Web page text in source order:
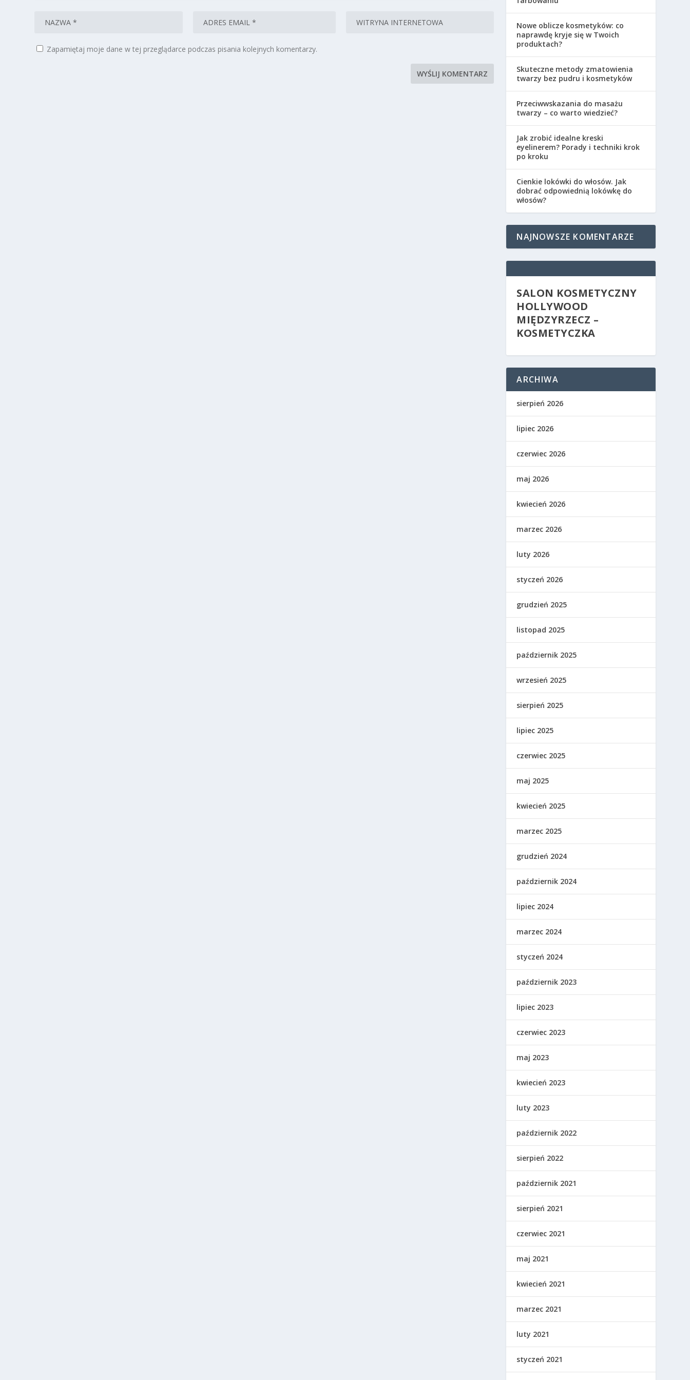
Zapamiętaj moje dane w tej przeglądarce podczas pisania kolejnych komentarzy.
Nowe oblicze kosmetyków: co
naprawdę kryje się w Twoich
produktach?
Skuteczne metody zmatowienia
twarzy bez pudru i kosmetyków
Przeciwwskazania do masażu
twarzy – co warto wiedzieć?
Jak zrobić idealne kreski
eyelinerem? Porady i techniki krok
po kroku
Cienkie lokówki do włosów. Jak
dobrać odpowiednią lokówkę do
włosów?
NAJNOWSZE KOMENTARZE
SALON KOSMETYCZNY
HOLLYWOOD
MIĘDZYRZECZ –
KOSMETYCZKA
ARCHIWA
sierpień 2026
lipiec 2026
czerwiec 2026
maj 2026
kwiecień 2026
marzec 2026
luty 2026
styczeń 2026
grudzień 2025
listopad 2025
październik 2025
wrzesień 2025
sierpień 2025
lipiec 2025
czerwiec 2025
maj 2025
kwiecień 2025
marzec 2025
grudzień 2024
październik 2024
lipiec 2024
marzec 2024
styczeń 2024
październik 2023
lipiec 2023
czerwiec 2023
maj 2023
kwiecień 2023
luty 2023
październik 2022
sierpień 2022
październik 2021
sierpień 2021
czerwiec 2021
maj 2021
kwiecień 2021
marzec 2021
luty 2021
styczeń 2021